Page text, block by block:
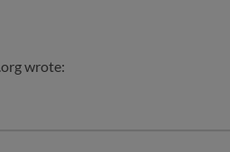
wrote: